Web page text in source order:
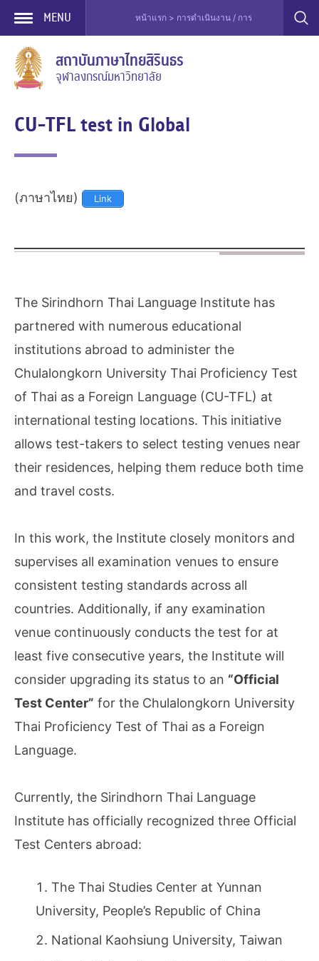
Skip
content
MENU หน้าแรก > การดำเนินงาน / การบริการ > การทดส
สถาบันภาษาไทยสิรินธร
จุฬาลงกรณ์มหาวิทยาลัย
CU-TFL test in Global
(ภาษาไทย) Link
The Sirindhorn Thai Language Institute has
partnered with numerous educational
institutions abroad to administer the
Chulalongkorn University Thai Proficiency Test
of Thai as a Foreign Language (CU-TFL) at
international testing locations. This initiative
allows test-takers to select testing venues near
their residences, helping them reduce both time
and travel costs.
In this work, the Institute closely monitors and
supervises all examination venues to ensure
consistent testing standards across all
countries. Additionally, if any examination
venue continuously conducts the test for at
least five consecutive years, the Institute will
consider upgrading its status to an “Official
Test Center” for the Chulalongkorn University
Thai Proficiency Test of Thai as a Foreign
Language.
Currently, the Sirindhorn Thai Language
Institute has officially recognized three Official
Test Centers abroad:
The Thai Studies Center at Yunnan
University, People’s Republic of China
National Kaohsiung University, Taiwan